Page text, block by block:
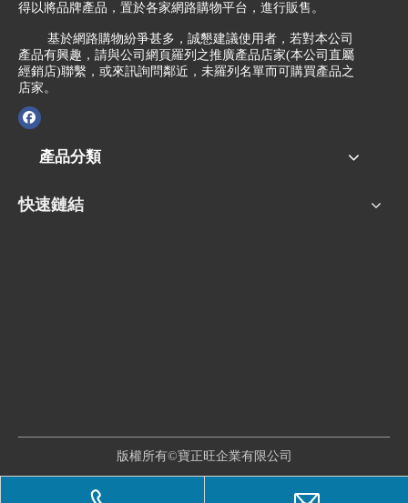
得以將品牌產品，置於各家網路購物平台，進行販售。
基於網路購物紛爭甚多，誠懇建議使用者，若對本公司
產品有興趣，請與公司網頁羅列之推廣產品店家(本公司直屬
經銷店)聯繫，或來訊詢問鄰近，未羅列名單而可購買產品之
店家。
產品分類
快速鏈結
版權所有©寶正旺企業有限公司